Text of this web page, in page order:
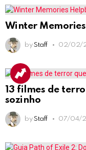
Winter
by Staff 02/02/
13 filmes de
sozinho
by Staff 07/04/